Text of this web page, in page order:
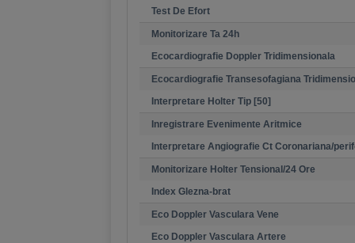
Test De Efort
Monitorizare Ta 24h
Ecocardiografie Doppler Tridimensionala
Ecocardiografie Transesofagiana
Interpretare Holter Tip [50]
Inregistrare Evenimente Aritmice
Interpretare Angiografie Ct Coronariana/
Monitorizare Holter Tensional/24 Ore
Index Glezna-brat
Eco Doppler Vasculara Vene
Eco Doppler Vasculara Artere